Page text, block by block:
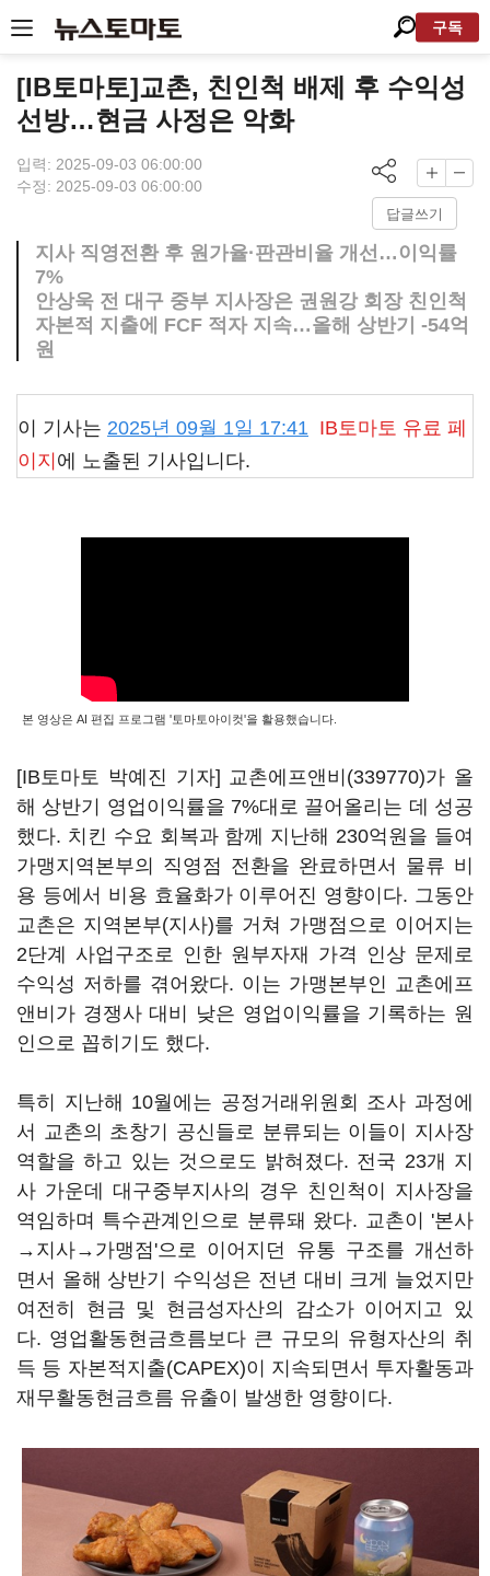
구독
[IB토마토]교촌, 친인척 배제 후 수익성
선방…현금 사정은 악화
입력: 2025-09-03 06:00:00
수정: 2025-09-03 06:00:00
답글쓰기
지사 직영전환 후 원가율·판관비율 개선…이익률
7%
안상욱 전 대구 중부 지사장은 권원강 회장 친인척
자본적 지출에 FCF 적자 지속…올해 상반기 -54억
원
이 기사는 2025년 09월 1일 17:41 IB토마토 유료 페
이지 에 노출된 기사입니다.
본 영상은 AI 편집 프로그램 '토마토아이컷'을 활용했습니다.
[IB토마토 박예진 기자] 교촌에프앤비(339770)가 올
해 상반기 영업이익률을 7%대로 끌어올리는 데 성공
했다. 치킨 수요 회복과 함께 지난해 230억원을 들여
가맹지역본부의 직영점 전환을 완료하면서 물류 비
용 등에서 비용 효율화가 이루어진 영향이다. 그동안
교촌은 지역본부(지사)를 거쳐 가맹점으로 이어지는
2단계 사업구조로 인한 원부자재 가격 인상 문제로
수익성 저하를 겪어왔다. 이는 가맹본부인 교촌에프
앤비가 경쟁사 대비 낮은 영업이익률을 기록하는 원
인으로 꼽히기도 했다.
특히 지난해 10월에는 공정거래위원회 조사 과정에
서 교촌의 초창기 공신들로 분류되는 이들이 지사장
역할을 하고 있는 것으로도 밝혀졌다. 전국 23개 지
사 가운데 대구중부지사의 경우 친인척이 지사장을
역임하며 특수관계인으로 분류돼 왔다. 교촌이 '본사
→지사→가맹점'으로 이어지던 유통 구조를 개선하
면서 올해 상반기 수익성은 전년 대비 크게 늘었지만
여전히 현금 및 현금성자산의 감소가 이어지고 있
다. 영업활동현금흐름보다 큰 규모의 유형자산의 취
득 등 자본적지출(CAPEX)이 지속되면서 투자활동과
재무활동현금흐름 유출이 발생한 영향이다.